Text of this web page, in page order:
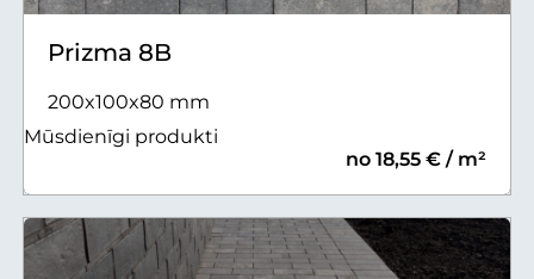
Prizma 8B
200x100x80 mm
Mūsdienīgi produkti
no 18,55 € / m²